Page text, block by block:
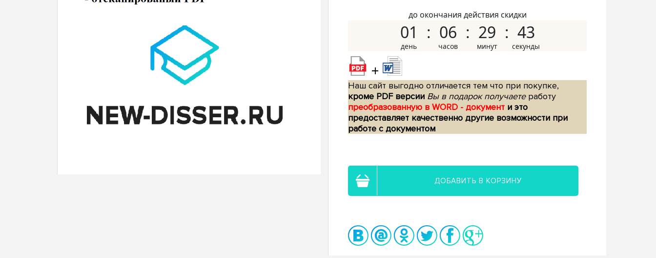
до окончания действия скидки
01 06 29 42
+
Наш сайт выгодно отличается тем что при покупке,
кроме PDF версии Вы в подарок получаетеработу
преобразованную в WORD - документ и это
предоставляет качественно другие возможности при
работе с документом
ДОБАВИТЬ В КОРЗИНУ